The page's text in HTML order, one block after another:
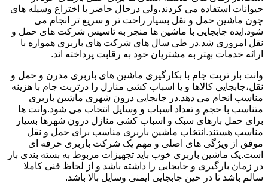
حیوانات استفاده می کردند،ولی درحال حاضر با اختراع وسیله های
چون ماشین حمل و نقل بسیار راحت تر و سریع تر انجام می
شود.ایده جابجایی با ماشین ها منجر به تاسیس شرکت های حمل و
نقل امروزی شد.در طی سال های شرکت های باربری همواره با
ارائه خدمات بهتر به مشتریان خود به رقابت پرداخته اند.
وانت بار تربت جام با بکارگیری ماشین های باربری مدرن و حمل و
نقل،جابجایی کالاها و یا اسباب کشی منازل را درتربت جام با هزینه
مناسب انجام می دهد.در جابجایی درون شهری ماشین باربری
متناسب با حجم و تعداد اسباب و وسایل انتخاب می شود.وانت ها
برای حمل بارهای سبک و اسباب کشی منازل درون شهرها بسیار
مناسب هستند.انتخاب ماشین باربری مناسب برای حمل و نقل
موفق از ویژگی های اصلی و مهم یک شرکت باربری حرفه ای
است.یک ماشین باربری خوب باید تجهیزات مربوط به بسته بندی بار
در زمان بارگیری و جابجایی را داشته باشد و از لحاظ فنی کاملا
سالم باشد تا در حین جابجایی ایمنی وسایل بالا باشد.